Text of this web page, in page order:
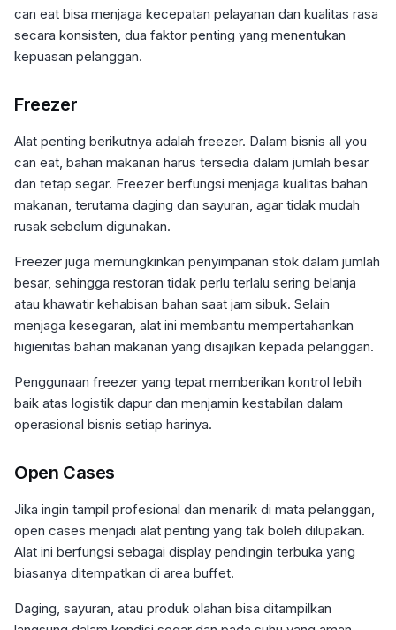
can eat bisa menjaga kecepatan pelayanan dan kualitas rasa
secara konsisten, dua faktor penting yang menentukan
kepuasan pelanggan.
Freezer
Alat penting berikutnya adalah freezer. Dalam bisnis all you
can eat, bahan makanan harus tersedia dalam jumlah besar
dan tetap segar. Freezer berfungsi menjaga kualitas bahan
makanan, terutama daging dan sayuran, agar tidak mudah
rusak sebelum digunakan.
Freezer juga memungkinkan penyimpanan stok dalam jumlah
besar, sehingga restoran tidak perlu terlalu sering belanja
atau khawatir kehabisan bahan saat jam sibuk. Selain
menjaga kesegaran, alat ini membantu mempertahankan
higienitas bahan makanan yang disajikan kepada pelanggan.
Penggunaan freezer yang tepat memberikan kontrol lebih
baik atas logistik dapur dan menjamin kestabilan dalam
operasional bisnis setiap harinya.
Open Cases
Jika ingin tampil profesional dan menarik di mata pelanggan,
open cases menjadi alat penting yang tak boleh dilupakan.
Alat ini berfungsi sebagai display pendingin terbuka yang
biasanya ditempatkan di area buffet.
Daging, sayuran, atau produk olahan bisa ditampilkan